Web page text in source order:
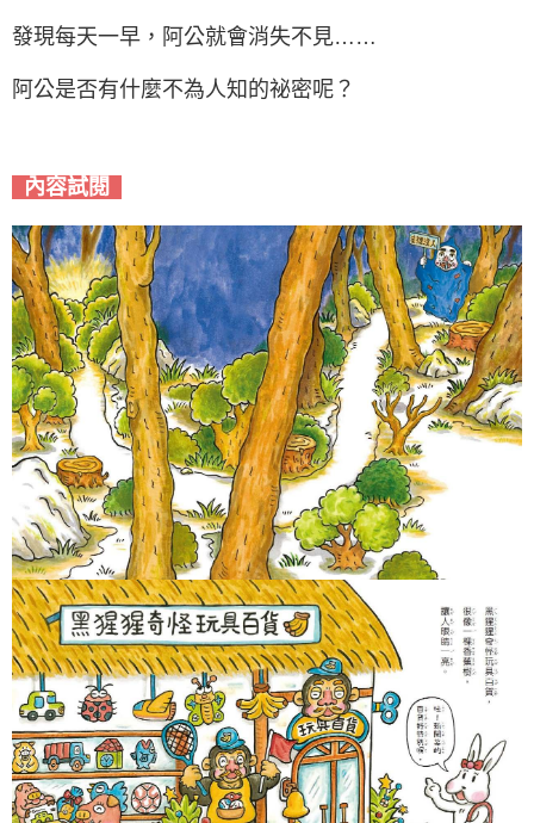
發現每天一早，阿公就會消失不見……
阿公是否有什麼不為人知的祕密呢？
內容試閱